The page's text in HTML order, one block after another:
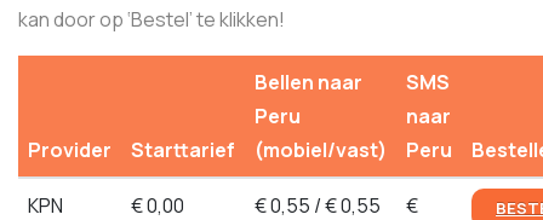
kan door op ‘Bestel’ te klikken!
Provider Starttarief
Bellen naar
Peru
(mobiel/vast)
SMS
naar
Peru
KPN € 0,00 € 0,55 / € 0,55
€